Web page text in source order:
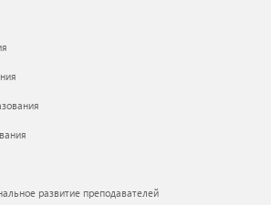
развитие преподавателей